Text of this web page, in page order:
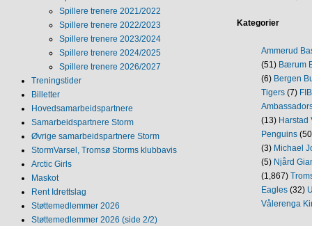
Spillere trenere 2021/2022
Spillere trenere 2022/2023
Spillere trenere 2023/2024
Spillere trenere 2024/2025
Spillere trenere 2026/2027
Treningstider
Billetter
Hovedsamarbeidspartnere
Samarbeidspartnere Storm
Øvrige samarbeidspartnere Storm
StormVarsel, Tromsø Storms klubbavis
Arctic Girls
Maskot
Rent Idrettslag
Støttemedlemmer 2026
Støttemedlemmer 2026 (side 2/2)
Kategorier
Ammerud
(51) Bærum
(6) Bergen
Tigers (7)
(13) Harstad
Penguins
(3) Michael
(5) Njård
(1,867)
Eagles (32)
Vålerenga